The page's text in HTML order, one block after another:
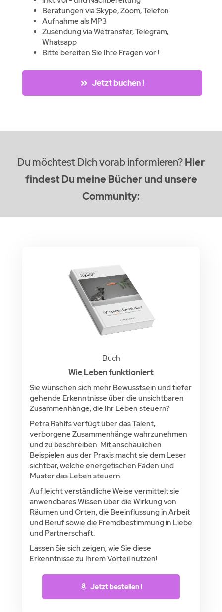
Beratungen via Skype, Zoom, Telefon
Aufnahme als MP3
Zusendung via Wetransfer, Telegram,
Whatsapp
Bitte bereiten Sie Ihre Fragen vor !
Jetzt buchen !
Du möchtest Dich vorab informieren?Hier
findest Du meine Bücher und unsere
Community:
Buch
Wie Leben funktioniert
Sie wünschen sich mehr Bewusstsein und tiefer
gehende Erkenntnisse über die unsichtbaren
Zusammenhänge, die Ihr Leben steuern?
Petra Rahlfs verfügt über das Talent,
verborgene Zusammenhänge wahrzunehmen
und zu beschreiben. Mit anschaulichen
Beispielen aus der Praxis macht sie dem Leser
sichtbar, welche energetischen Fäden und
Muster das Leben steuern.
Auf leicht verständliche Weise vermittelt sie
anwendbares Wissen über die Wirkung von
Räumen und Orten, die Beeinflussung in Arbeit
und Beruf sowie die Fremdbestimmung in Liebe
und Partnerschaft.
Lassen Sie sich zeigen, wie Sie diese
Erkenntnisse zu Ihrem Vorteil nutzen!
Jetzt bestellen !